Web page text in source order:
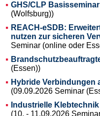
GHS/CLP Basisseminar
(Wolfsburg))
REACH-eSDB:
nutzen zur sicheren
Seminar (online oder
(Essen))
Hybride Verbindungen
(09.09.2026 Seminar
Industrielle
(10. - 11.09.2026